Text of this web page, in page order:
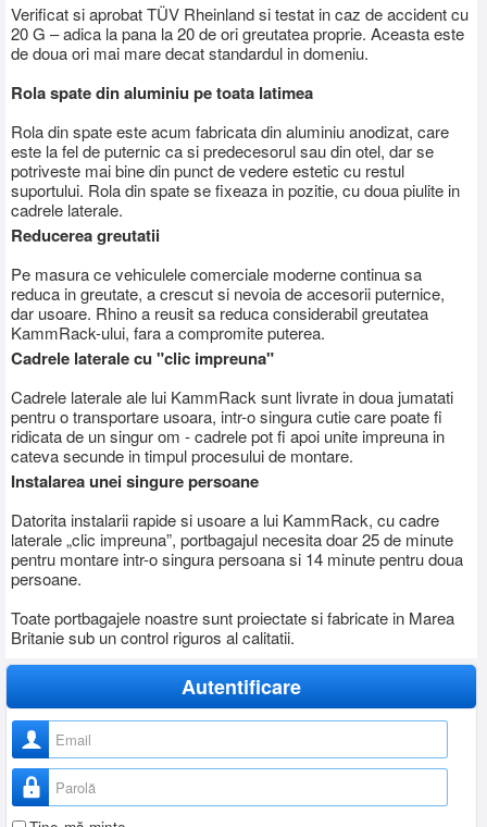
Verificat si aprobat TÜV Rheinland si testat in caz de accident cu
20 G – adica la pana la 20 de ori greutatea proprie. Aceasta este
de doua ori mai mare decat standardul in domeniu.
Rola spate din aluminiu pe toata latimea
Rola din spate este acum fabricata din aluminiu anodizat, care
este la fel de puternic ca si predecesorul sau din otel, dar se
potriveste mai bine din punct de vedere estetic cu restul
suportului. Rola din spate se fixeaza in pozitie, cu doua piulite in
cadrele laterale.
Reducerea greutatii
Pe masura ce vehiculele comerciale moderne continua sa
reduca in greutate, a crescut si nevoia de accesorii puternice,
dar usoare. Rhino a reusit sa reduca considerabil greutatea
KammRack-ului, fara a compromite puterea.
Cadrele laterale cu "clic impreuna"
Cadrele laterale ale lui KammRack sunt livrate in doua jumatati
pentru o transportare usoara, intr-o singura cutie care poate fi
ridicata de un singur om - cadrele pot fi apoi unite impreuna in
cateva secunde in timpul procesului de montare.
Instalarea unei singure persoane
Datorita instalarii rapide si usoare a lui KammRack, cu cadre
laterale „clic impreuna”, portbagajul necesita doar 25 de minute
pentru montare intr-o singura persoana si 14 minute pentru doua
persoane.
Toate portbagajele noastre sunt proiectate si fabricate in Marea
Britanie sub un control riguros al calitatii.
Autentificare
Nume utilizator
Parolă